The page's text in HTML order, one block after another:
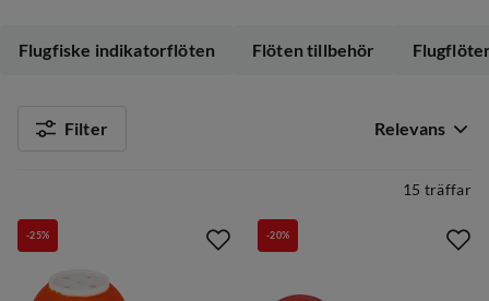
Flugfiske indikatorflöten Flöten tillbehör
Filter Relevans
15 träffar
-25% -20%